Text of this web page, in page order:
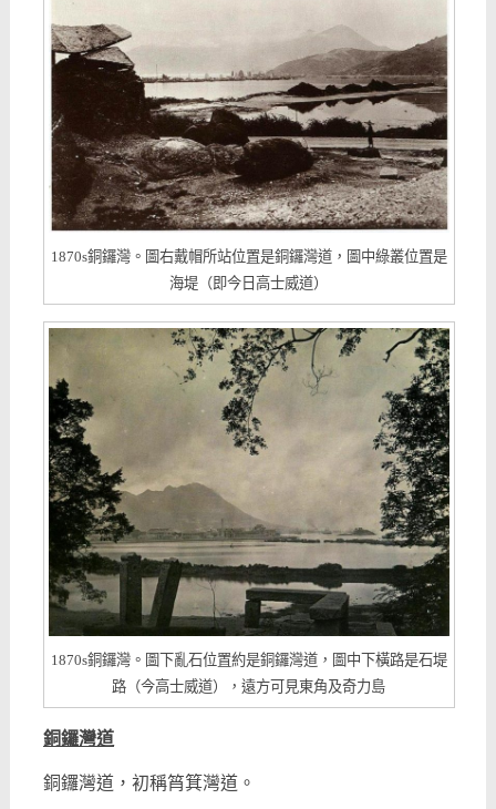
1870s銅鑼灣。圖右戴帽所站位置是銅鑼灣道，圖中綠叢位置是
海堤（即今日高士威道）
1870s銅鑼灣。圖下亂石位置約是銅鑼灣道，圖中下橫路是石堤
路（今高士威道），遠方可見東角及奇力島
銅鑼灣道
銅鑼灣道，初稱筲箕灣道。